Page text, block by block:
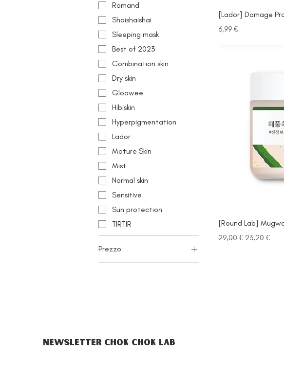
Romand
Shaishaishai
Sleeping mask
Best of 2023
Combination skin
Dry skin
Gloowee
Hibiskin
Hyperpigmentation
Lador
Mature Skin
Mist
Normal skin
Sensitive
Sun protection
TIRTIR
Prezzo
[Lador] Damage
Prezzo
6,99 €
[Round Lab]
Prezzo regolare
29,00 € Prezzo
23,20 €
NEWSLETTER CHOK CHOK LAB